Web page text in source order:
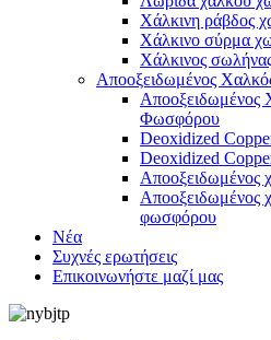
Χάλκινη ράβδος
Χάλκινο σύρμα
Χάλκινος
Αποοξειδωμένος
Αποοξειδωμένος
Φωσφόρου
Deoxidized
Deoxidized
Αποοξειδωμένος
Αποοξειδωμένος
φωσφόρου
Νέα
Συχνές ερωτήσεις
Επικοινωνήστε μαζί μας